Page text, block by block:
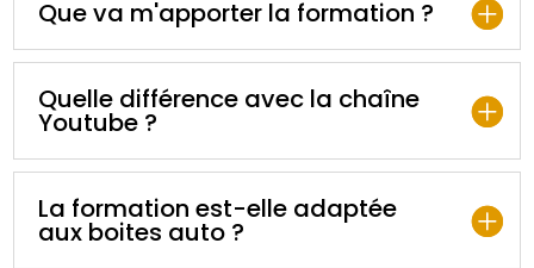
Que va m'apporter la formation ?
Quelle différence avec la chaîne
Youtube ?
La formation est-elle adaptée
aux boites auto ?